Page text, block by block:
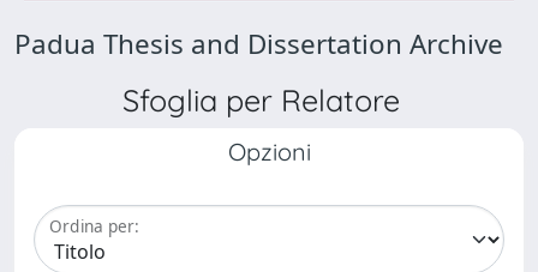
Padua Thesis and Dissertation Archive
Sfoglia per Relatore
Opzioni
Ordina per: